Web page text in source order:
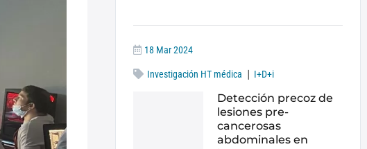
18 Mar 2024
Investigación HT médica | I+D+i
Detección precoz de
lesiones pre-
cancerosas
abdominales en